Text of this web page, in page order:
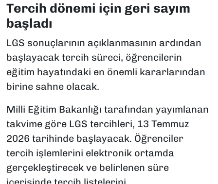
Tercih dönemi için geri sayım
başladı
LGS sonuçlarının açıklanmasının ardından
başlayacak tercih süreci, öğrencilerin
eğitim hayatındaki en önemli kararlarından
birine sahne olacak.
Milli Eğitim Bakanlığı tarafından yayımlanan
takvime göre LGS tercihleri, 13 Temmuz
2026 tarihinde başlayacak. Öğrenciler
tercih işlemlerini elektronik ortamda
gerçekleştirecek ve belirlenen süre